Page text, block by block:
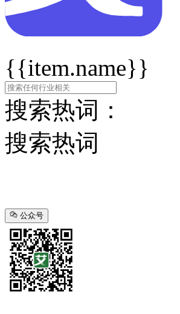
{{item.name}}
搜索热词：
搜索热词
公众号